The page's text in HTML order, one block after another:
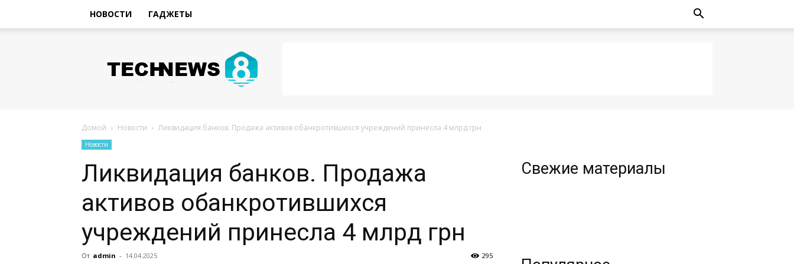
НОВОСТИ ГАДЖЕТЫ
Tech
Новости
Домой Новости Ликвидация банков. Продажа активов обанкротившихся учреждений принесла 4 млрд грн
Новости
Ликвидация банков. Продажа
активов обанкротившихся
учреждений принесла 4 млрд грн
От admin - 14.04.2025 295
Свежие материалы